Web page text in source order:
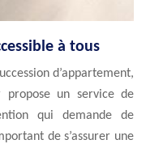
à tous
d’appartement,
propose un service de
qui demande de
de s’assurer une